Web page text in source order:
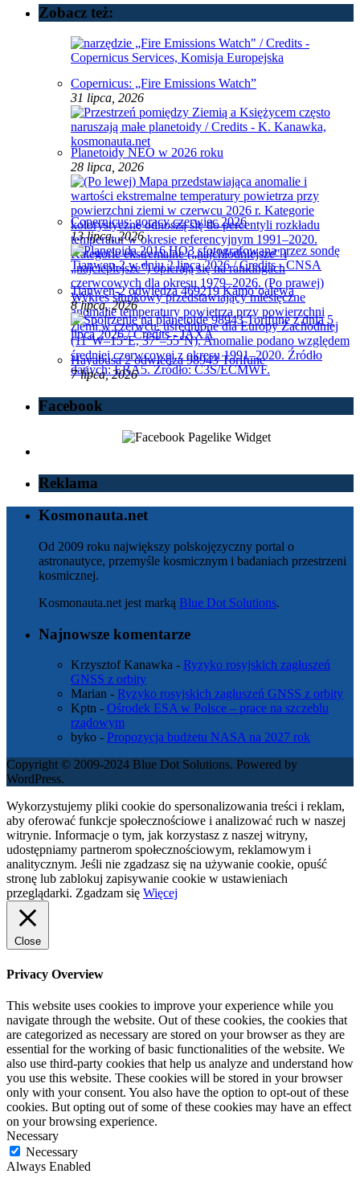
Zobacz też:
Copernicus: „Fire Emissions Watch”
31 lipca, 2026
Planetoidy NEO w 2026 roku
28 lipca, 2026
Copernicus: gorący czerwiec 2026
13 lipca, 2026
Tianwen-2 odwiedza 469219 Kamoʻoalewa
8 lipca, 2026
Hayabusa 2 odwiedza 98943 Torifune
7 lipca, 2026
Facebook
Reklama
Kosmonauta.net
Od 2009 roku największy polskojęzyczny portal o
astronautyce, przemyśle kosmicznym i badaniach przestrzeni
kosmicznej.
Kosmonauta.net jest marką Blue Dot Solutions.
Najnowsze komentarze
Krzysztof Kanawka - Ryzyko rosyjskich zagłuszeń
GNSS z orbity
Marian - Ryzyko rosyjskich zagłuszeń GNSS z orbity
Kptn - Ośrodek ESA w Polsce – prace na szczeblu
rządowym
byko - Propozycja budżetu NASA na 2027 rok
Copyright © 2009-2024 Blue Dot Solutions. Powered by
WordPress.
Wykorzystujemy pliki cookie do spersonalizowania treści i reklam,
aby oferować funkcje społecznościowe i analizować ruch w naszej
witrynie. Informacje o tym, jak korzystasz z naszej witryny,
udostępniamy partnerom społecznościowym, reklamowym i
analitycznym. Jeśli nie zgadzasz się na używanie cookie, opuść
stronę lub zablokuj zapisywanie cookie w ustawieniach
przeglądarki. Zgadzam się Więcej
Close
Privacy Overview
This website uses cookies to improve your experience while you
navigate through the website. Out of these cookies, the cookies that
are categorized as necessary are stored on your browser as they are
essential for the working of basic functionalities of the website. We
also use third-party cookies that help us analyze and understand how
you use this website. These cookies will be stored in your browser
only with your consent. You also have the option to opt-out of these
cookies. But opting out of some of these cookies may have an effect
on your browsing experience.
Necessary
Necessary
Always Enabled